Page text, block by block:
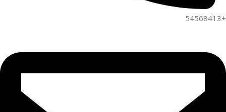
+54568413